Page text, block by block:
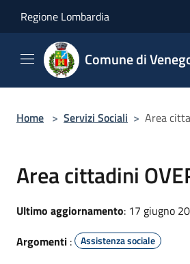
Regione Lombardia
Comune di
Home > Servizi Sociali > Area
Area cittadini
Ultimo aggiornamento: 17 giugno
Argomenti : Assistenza sociale